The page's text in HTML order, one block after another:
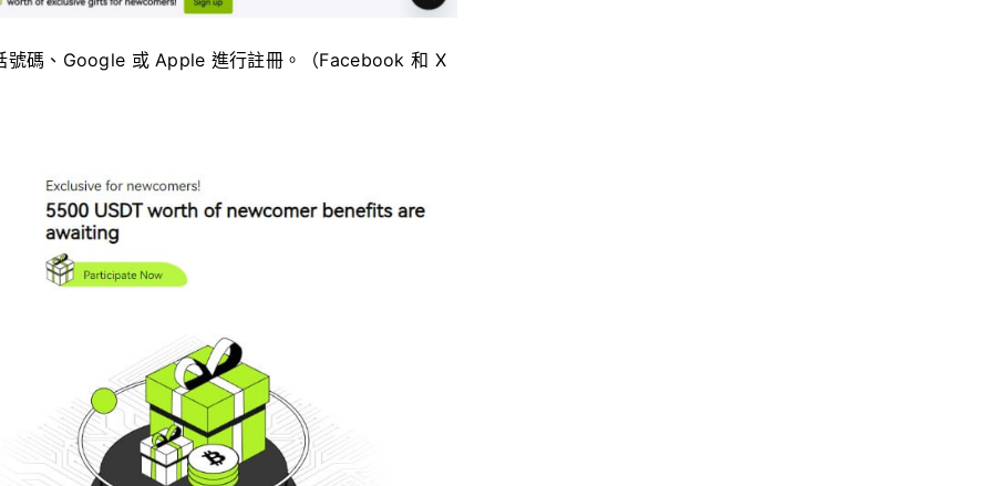
號碼、Google 或 Apple 進行註冊。
（Facebook 和 X